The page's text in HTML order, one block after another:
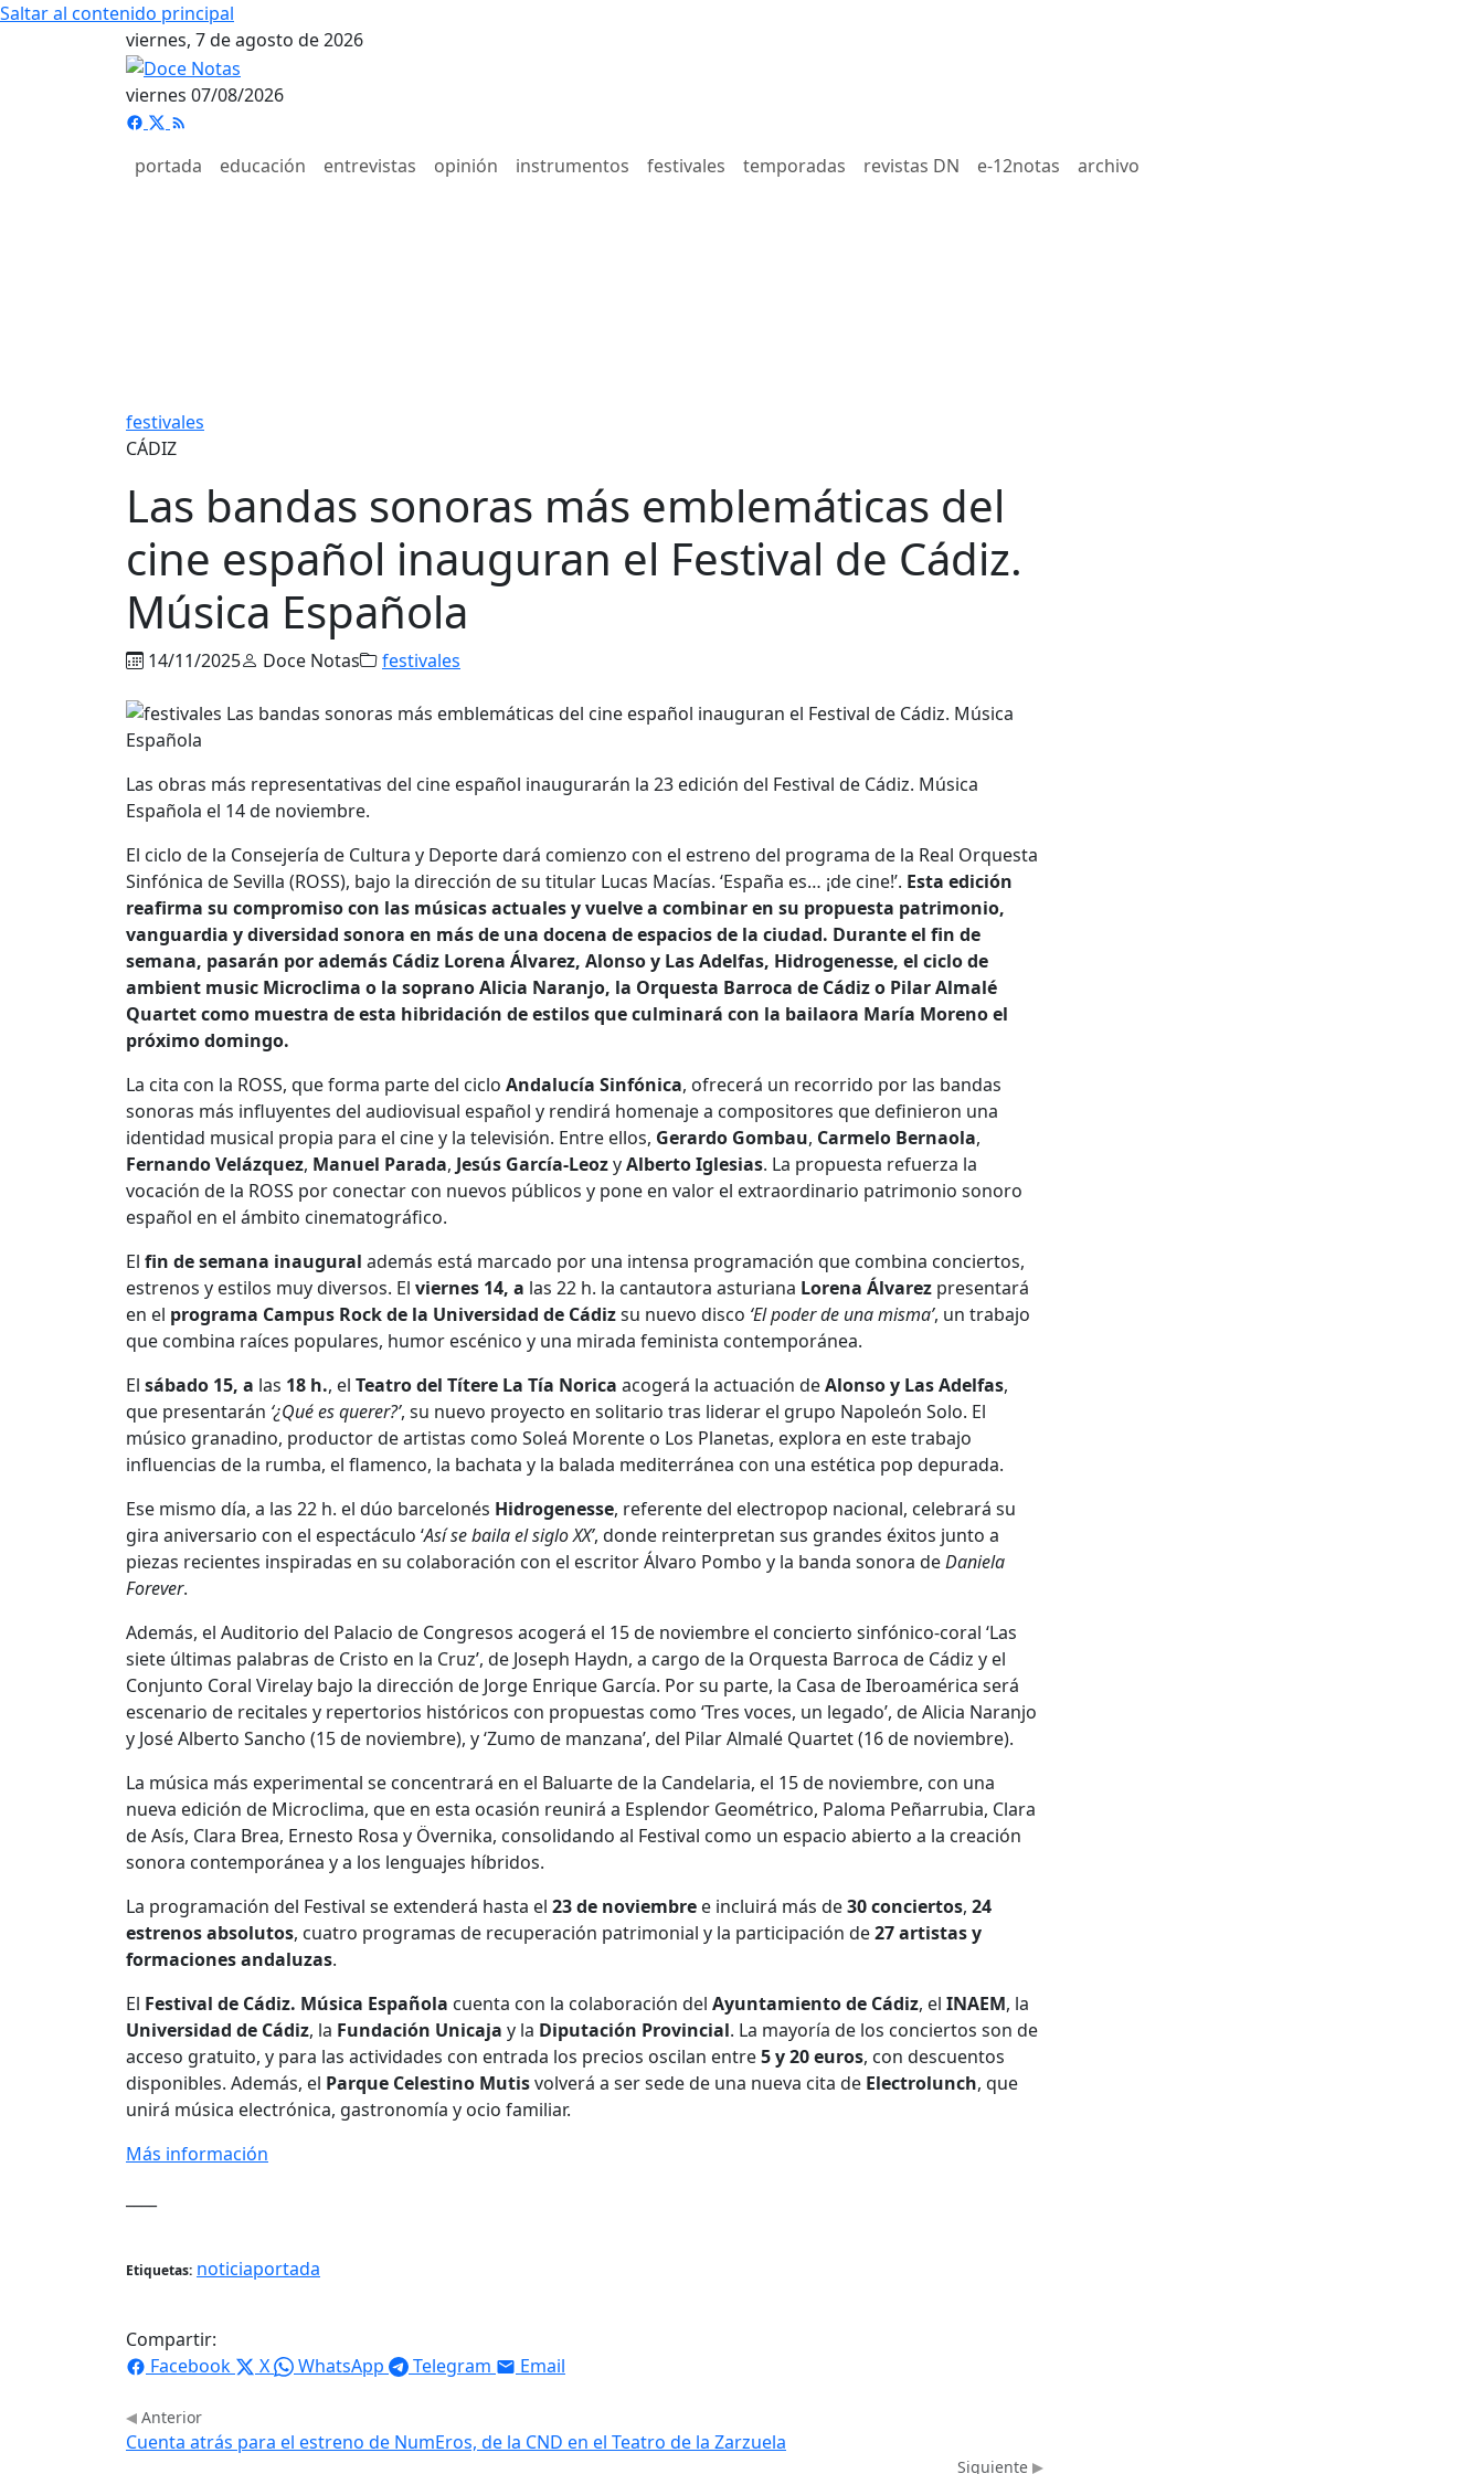
Saltar al contenido principal
viernes, 7 de agosto de 2026
viernes 07/08/2026
portada educación entrevistas opinión instrumentos festivales temporadas revistas DN e-12notas archivo
festivales
CÁDIZ
Las bandas sonoras más emblemáticas del
cine español inauguran el Festival de Cádiz.
Música Española
14/11/2025 Doce Notas festivales
Las obras más representativas del cine español inaugurarán la 23 edición del Festival de Cádiz. Música
Española el 14 de noviembre.
El ciclo de la Consejería de Cultura y Deporte dará comienzo con el estreno del programa de la Real Orquesta
Sinfónica de Sevilla (ROSS), bajo la dirección de su titular Lucas Macías. ‘España es… ¡de cine!’. Esta edición
reafirma su compromiso con las músicas actuales y vuelve a combinaren su propuesta patrimonio,
vanguardia y diversidad sonora en másde una docena deespaciosde la ciudad. Durante el fin de
semana, pasarán por además Cádiz Lorena Álvarez, Alonso y Las Adelfas, Hidrogenesse, el ciclode
ambient music Microclima o la soprano Alicia Naranjo, la Orquesta Barroca de Cádizo Pilar Almalé
Quartet como muestra deesta hibridación deestilos que culminará con la bailaora María Moreno el
próximo domingo.
La cita con la ROSS, que forma parte del ciclo Andalucía Sinfónica, ofrecerá un recorrido por las bandas
sonoras más influyentes del audiovisual español y rendirá homenaje a compositores que definieron una
identidad musical propia para el cine y la televisión. Entre ellos, Gerardo Gombau, Carmelo Bernaola,
Fernando Velázquez, Manuel Parada, Jesús García-LeozyAlberto Iglesias. La propuesta refuerza la
vocación de la ROSS por conectar con nuevos públicos y pone en valor el extraordinario patrimonio sonoro
español en el ámbito cinematográfico.
El fin desemana inaugural además está marcado por una intensa programación que combina conciertos,
estrenos y estilos muy diversos. El viernes 14, a las 22 h. la cantautora asturiana Lorena Álvarez presentará
en el programa Campus Rockde la Universidad de Cádizsu nuevo disco ‘El poderde una misma’, un trabajo
que combina raíces populares, humor escénico y una mirada feminista contemporánea.
El sábado 15, a las 18 h., el Teatro del Títere La Tía Norica acogerá la actuación deAlonso y Las Adelfas,
que presentarán ‘¿Qué es querer?’, su nuevo proyecto en solitario tras liderar el grupo Napoleón Solo. El
músico granadino, productor de artistas como Soleá Morente o Los Planetas, explora en este trabajo
influencias de la rumba, el flamenco, la bachata y la balada mediterránea con una estética pop depurada.
Ese mismo día, a las 22 h. el dúo barcelonés Hidrogenesse, referente del electropop nacional, celebrará su
gira aniversario con el espectáculo ‘Así se baila el siglo XX’, donde reinterpretan sus grandes éxitos junto a
piezas recientes inspiradas en su colaboración con el escritor Álvaro Pombo y la banda sonora deDaniela
Forever.
Además, el Auditorio del Palacio de Congresos acogerá el 15 de noviembre el concierto sinfónico-coral ‘Las
siete últimas palabras de Cristo en la Cruz’, de Joseph Haydn, a cargo de la Orquesta Barroca de Cádiz y el
Conjunto Coral Virelay bajo la dirección de Jorge Enrique García. Por su parte, la Casa de Iberoamérica será
escenario de recitales y repertorios históricos con propuestas como ‘Tres voces, un legado’, de Alicia Naranjo
y José Alberto Sancho (15 de noviembre), y ‘Zumo de manzana’, del Pilar Almalé Quartet (16 de noviembre).
La música más experimental se concentrará en el Baluarte de la Candelaria, el 15 de noviembre, con una
nueva edición de Microclima, que en esta ocasión reunirá a Esplendor Geométrico, Paloma Peñarrubia, Clara
de Asís, Clara Brea, Ernesto Rosa y Övernika, consolidando al Festival como un espacio abierto a la creación
sonora contemporánea y a los lenguajes híbridos.
La programación del Festival se extenderá hasta el 23de noviembre e incluirá más de30 conciertos, 24
estrenos absolutos, cuatro programas de recuperación patrimonial y la participación de27 artistas y
formaciones andaluzas.
El Festival de Cádiz. Música Española cuenta con la colaboración del Ayuntamientode Cádiz, el INAEM, la
Universidad de Cádiz, la Fundación Unicaja y la Diputación Provincial. La mayoría de los conciertos son de
acceso gratuito, y para las actividades con entrada los precios oscilan entre5 y 20 euros, con descuentos
disponibles. Además, el Parque Celestino Mutisvolverá a ser sede de una nueva cita de Electrolunch, que
unirá música electrónica, gastronomía y ocio familiar.
Más información
Etiquetas: noticiaportada
Compartir:
Facebook
X WhatsApp Telegram Email
Anterior
Cuenta atrás para el estreno de NumEros, de la CND en el Teatro de la Zarzuela
Siguiente